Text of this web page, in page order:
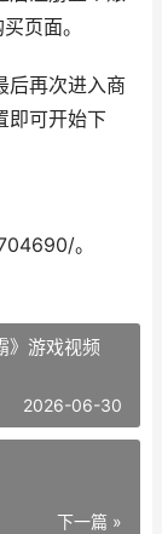
页面。
后再次进入商
即可开始下
。
》游戏视频
2026-06-30
下一篇 »